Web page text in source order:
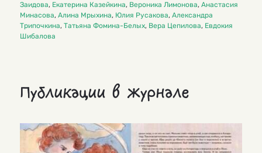
Заидова, Екатерина Казейкина, Вероника Лимонова, Анастасия
Минасова, Алина Мрыхина, Юлия Русакова, Александра
Трипочкина, Татьяна Фомина-Белых, Вера Цепилова, Евдокия
Шибалова
Публикации в журнале